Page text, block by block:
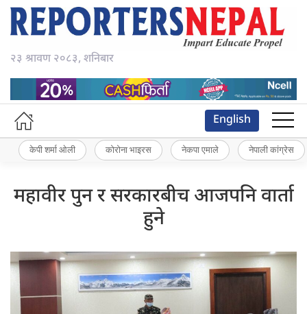
२३ श्रावण २०८३, शनिबार
English
केपी शर्मा ओली कोरोना भाइरस नेकपा एमाले नेपाली कांग्रेस
महावीर पुन र सरकारबीच आजपनि वार्ता
हुने